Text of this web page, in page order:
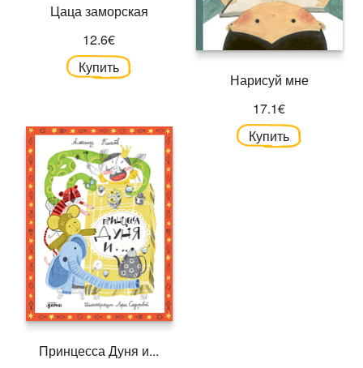
Цаца заморская
12.6€
Купить
Нарисуй мне
17.1€
Купить
Принцесса Дуня и...